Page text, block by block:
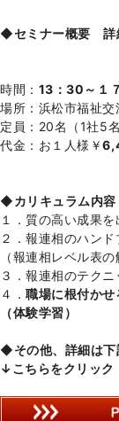
◆セミナー概要 詳
時間： 13：30～１
場所：浜松市福祉
定員：20名（1社5名
代金：お１人様￥
◆カリキュラム内
１．質の高い成果
２．報連相のハン
（報連相レベル表の
３．報連相のテク
４．職場に根付かせ
（体験学習）
◆その他、詳細は下
↓こちらをクリック